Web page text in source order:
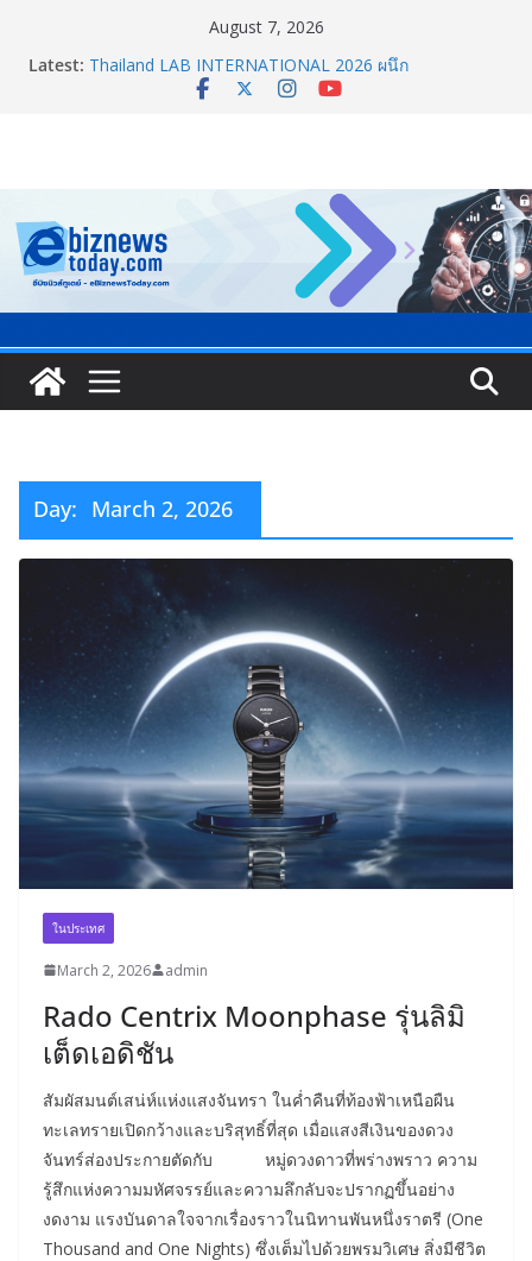
August 7, 2026
Latest: Thailand LAB INTERNATIONAL 2026 ผนึก
Bio+HealthTech INTERNATIONAL และ FutureCHEM
จัด Food & Hospitality Thailand 2026เชื่อม 4 งานใหญ่
TCMA จับมือแคนาดา ดันเทคโนโลยีดักจับคาร์บอนเครื่อง
แรกในไทย ปูทางอุตสาหกรรมปูนซีเมนต์สู่ Net Zero 2050
8.8 “ซูเลียน” รวมพลังนักธุรกิจทั่วประเทศ จัดประชุมใหญ่
แห่งปี พบ CEO “ดร.ปิยะวัฒน์” ถ่ายทอดวิสัยทัศน์ธุรกิจ
สตาร์ทวันนี้ Franchise Expo Thailand & TESE 2026 พบ
ทัพธุรกิจ&แฟรนไชส์ ซัพพลายเออร์สินค้า ลดใหญ่กว่า
250 บูธ คาดเงินสะพัด 220 ลบ.
Day: March 2, 2026
ในประเทศ
March 2, 2026 admin
Rado Centrix Moonphase รุ่นลิมิ
เต็ดเอดิชัน
สัมผัสมนต์เสน่ห์แห่งแสงจันทรา ในค่ำคืนที่ท้องฟ้าเหนือผืน
ทะเลทรายเปิดกว้างและบริสุทธิ์ที่สุด เมื่อแสงสีเงินของดวง
จันทร์ส่องประกายตัดกับ หมู่ดวงดาวที่พร่างพราว ความ
รู้สึกแห่งความมหัศจรรย์และความลึกลับจะปรากฏขึ้นอย่าง
งดงาม แรงบันดาลใจจากเรื่องราวในนิทานพันหนึ่งราตรี (One
Thousand and One Nights) ซึ่งเต็มไปด้วยพรมวิเศษ สิ่งมีชีวิต